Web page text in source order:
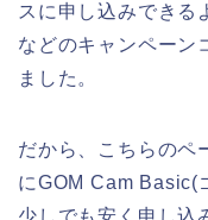
スに申し込みできる
などのキャンペーン
ました。
だから、こちらのペ
にGOM Cam Basic(